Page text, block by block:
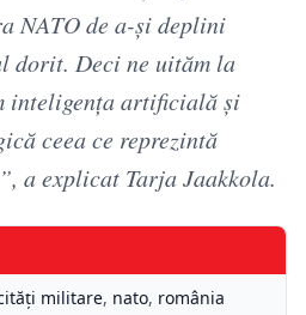
NATO de a-şi deplini
dorit. Deci ne uităm la
inteligenţa artificială şi
ceea ce reprezintă
a explicat Tarja Jaakkola.
militare, nato, românia